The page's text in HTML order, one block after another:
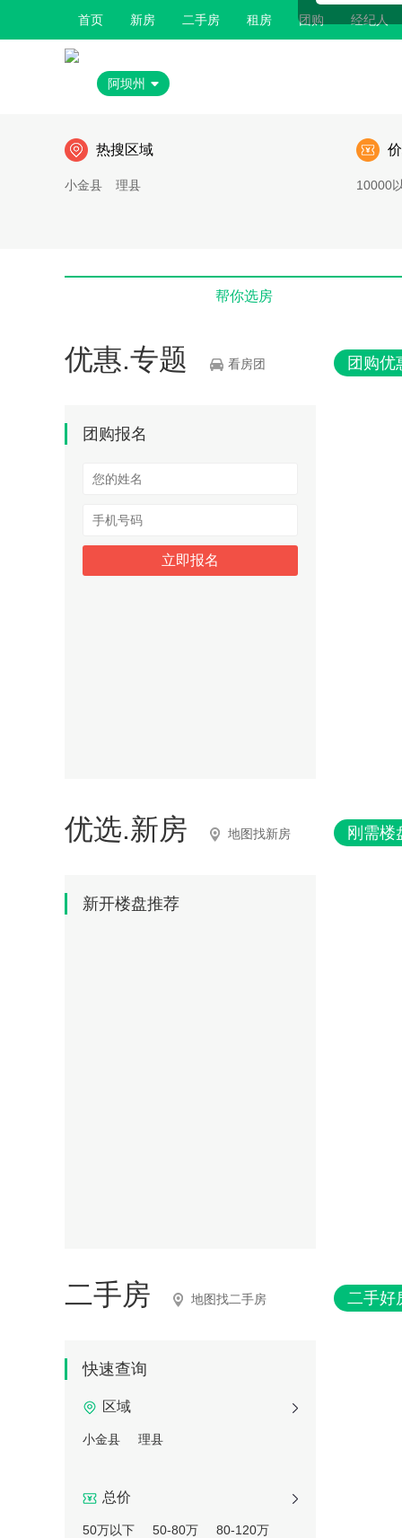
首页 新房 二手房 租房 团购 经纪人
阿坝州
热搜区域
小金县 理县 10000
帮你选房
优惠.专题 看房团 团购优
团购报名
立即报名
优选.新房 地图找新房 刚需楼
新开楼盘推荐
二手房 地图找二手房 二手好
快速查询
区域
小金县 理县
总价
50万以下 50-80万
80-120万